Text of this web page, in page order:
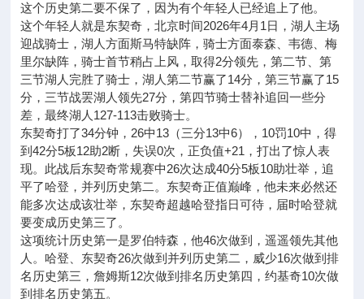
这个历史第二要不保了，因为有个年轻人已经追上了他。
这个年轻人就是东契奇，北京时间2026年4月1日，湖人主场
迎战骑士，湖人方面斯马特缺阵，骑士方面泰森、韦德、梅
里尔缺阵，骑士首节稍占上风，取得2分领先，第二节、第
三节湖人完胜了骑士，湖人第二节赢了14分，第三节赢了15
分，三节战罢湖人领先27分，第四节骑士替补追回一些分
差，最终湖人127-113击败骑士。
东契奇打了34分钟，26中13（三分13中6），10罚10中，得
到42分5板12助2断，失误0次，正负值+21，打出了惊人表
现。此战后东契奇常规赛中26次达成40分5板10助壮举，追
平了哈登，并列历史第二。东契奇正值巅峰，他未来必然还
能多次达成该壮举，东契奇超越哈登指日可待，届时哈登就
要变成历史第三了。
这项统计历史第一是罗伯特森，他46次做到，遥遥领先其他
人。哈登、东契奇26次做到并列历史第二，威少16次做到排
名历史第三，詹姆斯12次做到排名历史第四，约基奇10次做
到排名历史第五。